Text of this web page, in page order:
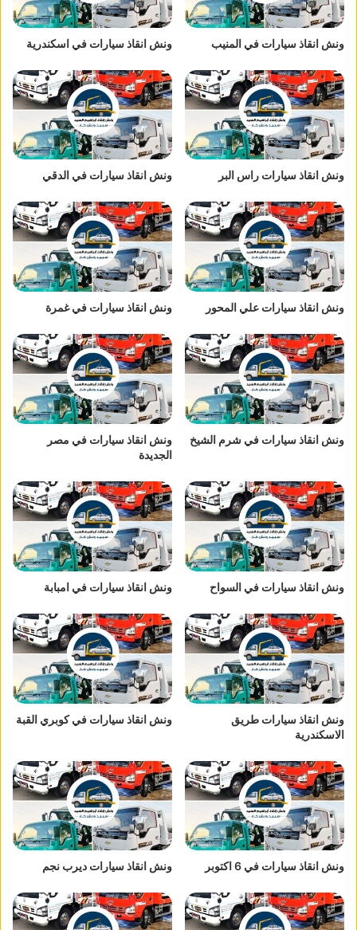
ونش انقاذ سيارات في المنيب ونش انقاذ سيارات في اسكندرية
ونش انقاذ سيارات راس البر ونش انقاذ سيارات في الدقي
ونش انقاذ سيارات علي المحور ونش انقاذ سيارات في غمرة
ونش انقاذ سيارات في شرم الشيخ
ونش انقاذ سيارات في مصر
الجديدة
ونش انقاذ سيارات في السواح ونش انقاذ سيارات في امبابة
ونش انقاذ سيارات طريق
الاسكندرية
ونش انقاذ سيارات في كوبري القبة
ونش انقاذ سيارات في 6 اكتوبر ونش انقاذ سيارات ديرب نجم